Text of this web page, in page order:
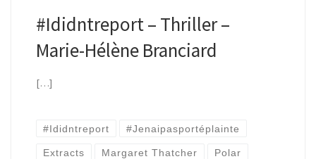
#Ididntreport – Thriller –
Marie-Hélène Branciard
[…]
#Ididntreport #Jenaipasportéplainte
Extracts Margaret Thatcher Polar